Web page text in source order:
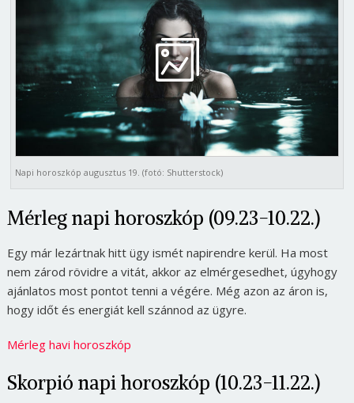
Napi horoszkóp augusztus 19. (fotó: Shutterstock)
Mérleg napi horoszkóp (09.23-10.22.)
Egy már lezártnak hitt ügy ismét napirendre kerül. Ha most
nem zárod rövidre a vitát, akkor az elmérgesedhet, úgyhogy
ajánlatos most pontot tenni a végére. Még azon az áron is,
hogy időt és energiát kell szánnod az ügyre.
Mérleg havi horoszkóp
Skorpió napi horoszkóp (10.23-11.22.)